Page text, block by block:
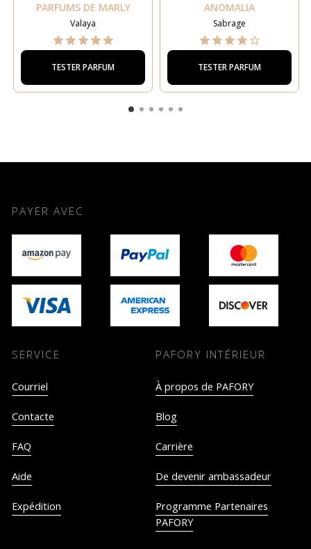
PARFUMS DE MARLY
Valaya
TESTER PARFUM
ANOMALIA
Sabrage
TESTER PARFUM
PAYER AVEC
SERVICE
Courriel
Contacte
FAQ
Aide
Expédition
PAFORY INTÉRIEUR
À propos de PAFORY
Blog
Carrière
De devenir ambassadeur
Programme Partenaires
PAFORY